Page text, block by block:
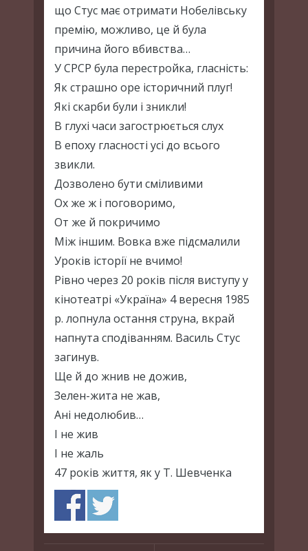
що Стус має отримати Нобелівську
премію, можливо, це й була
причина його вбивства…
У СРСР була перестройка, гласність:
Як страшно оре історичний плуг!
Які скарби були і зникли!
В глухі часи загострюється слух
В епоху гласності усі до всього
звикли.
Дозволено бути сміливими
Ох же ж і поговоримо,
От же й покричимо
Між іншим. Вовка вже підсмалили
Уроків історії не вчимо!
Рівно через 20 років після виступу у
кінотеатрі «Україна» 4 вересня 1985
р. лопнула остання струна, вкрай
напнута сподіванням. Василь Стус
загинув.
Ще й до жнив не дожив,
Зелен-жита не жав,
Ані недолюбив…
І не жив
І не жаль
47 років життя, як у Т. Шевченка